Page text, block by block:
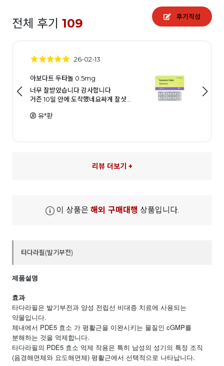
후기작성
전체 후기 109
26-02-13
아보다트 두타놀 0.5mg
너무 잘받았습니다 감사합니다
거즌 10일 안에 도착했네요싸게 잘삿…
유*환
리뷰 더보기 +
이 상품은 해외 구매대행 상품입니다.
타다라필(발기부전)
제품설명
효과
타다라필은 발기부전과 양성 전립선 비대증 치료에 사용되는
약물입니다.
체내에서 PDE5 효소 가 평활근을 이완시키는 물질인 cGMP를
분해하는 것을 억제합니다.
타다라필의 PDE5 효소 억제 작용은 특히 남성의 성기의 특정 조직
(음경해면체와 요도해면체) 평활근에서 선택적으로 나타납니다.